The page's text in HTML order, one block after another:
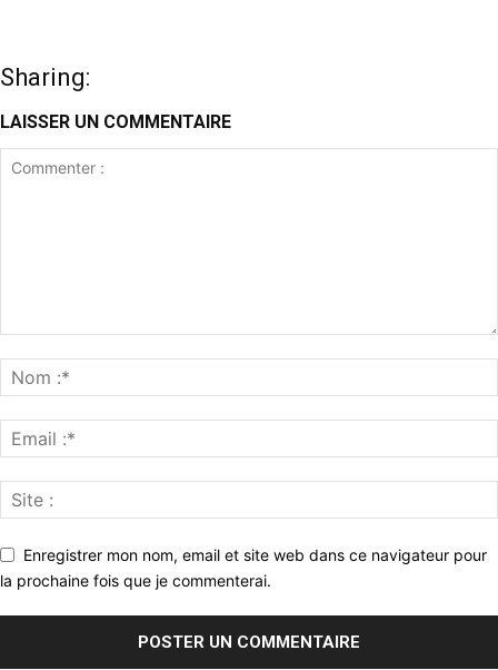
Sharing:
LAISSER UN COMMENTAIRE
Enregistrer mon nom, email et site web dans ce navigateur pour
la prochaine fois que je commenterai.